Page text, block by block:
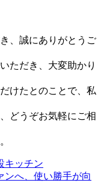
、誠にありがとうご
ただき、大変助かり
けたとのことで、私
どうぞお気軽にご相
キッチン
ンへ、使い勝手が向